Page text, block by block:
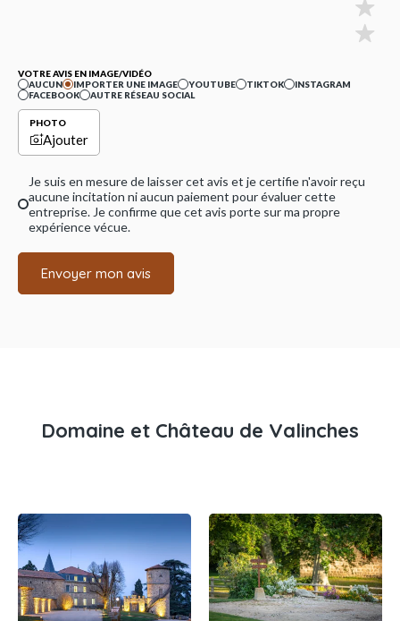
VOTRE AVIS EN IMAGE/VIDÉO
AUCUN
IMPORTER UNE IMAGE YOUTUBE TIKTOK
INSTAGRAM
FACEBOOK
AUTRE RÉSEAU SOCIAL
PHOTO
Ajouter
Je suis en mesure de laisser cet avis et je certifie n'avoir reçu
aucune incitation ni aucun paiement pour évaluer cette
entreprise. Je confirme que cet avis porte sur ma propre
expérience vécue.
Envoyer mon avis
Domaine et Château de Valinches